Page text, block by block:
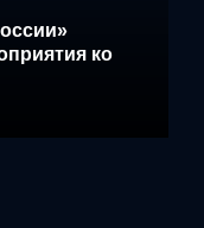
ко